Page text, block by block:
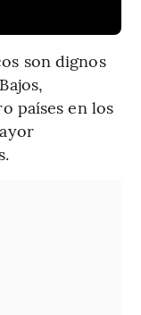
son dignos
países en los